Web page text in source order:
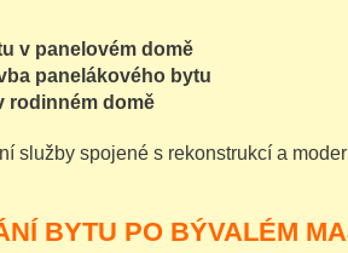
v panelovém domě
panelákového bytu
rodinném domě
služby spojené s rekonstrukcí a
BYTU PO BÝVALÉM